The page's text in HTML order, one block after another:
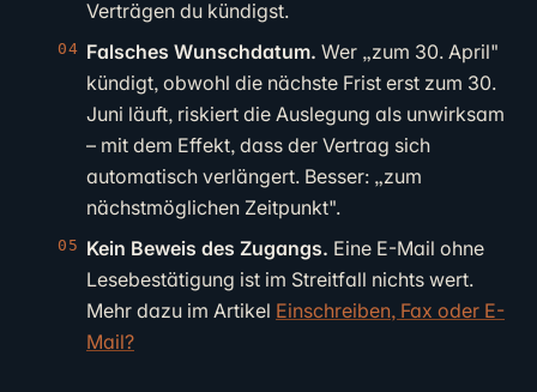
Verträgen du kündigst.
Falsches Wunschdatum. Wer „zum 30. April"
kündigt, obwohl die nächste Frist erst zum 30.
Juni läuft, riskiert die Auslegung als unwirksam
– mit dem Effekt, dass der Vertrag sich
automatisch verlängert. Besser: „zum
nächstmöglichen Zeitpunkt".
Kein Beweis des Zugangs. Eine E-Mail ohne
Lesebestätigung ist im Streitfall nichts wert.
Mehr dazu im Artikel Einschreiben, Fax oder E-
Mail?